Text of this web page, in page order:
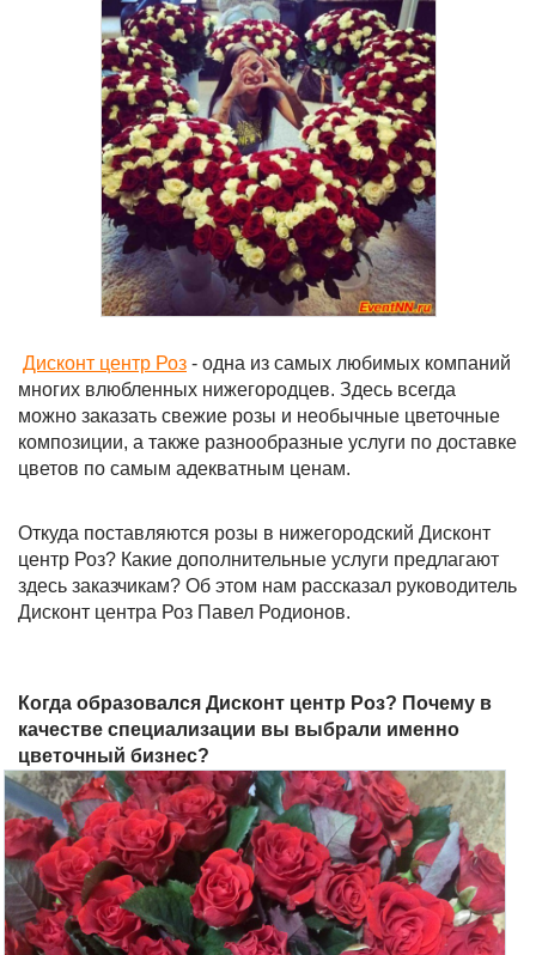
Дисконт центр Роз - одна из самых любимых компаний
многих влюбленных нижегородцев. Здесь всегда
можно заказать свежие розы и необычные цветочные
композиции, а также разнообразные услуги по доставке
цветов по самым адекватным ценам.
Откуда поставляются розы в нижегородский Дисконт
центр Роз? Какие дополнительные услуги предлагают
здесь заказчикам? Об этом нам рассказал руководитель
Дисконт центра Роз Павел Родионов.
Когда образовался Дисконт центр Роз? Почему в
качестве специализации вы выбрали именно
цветочный бизнес?